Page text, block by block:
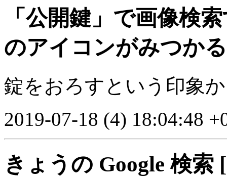
「公開鍵」で画像検
のアイコンがみつかる
錠をおろすという印象
2019-07-18 (4) 18:04:48
きょうの Google 検索